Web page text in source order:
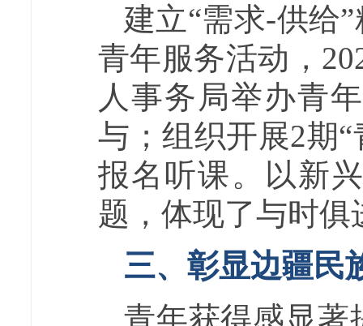
建立“需求-供给
青年服务活动，
人事务局举办青
与；组织开展2期
报名听课。以新
题，体现了与时
三、彰显边疆民
青年获得感显著